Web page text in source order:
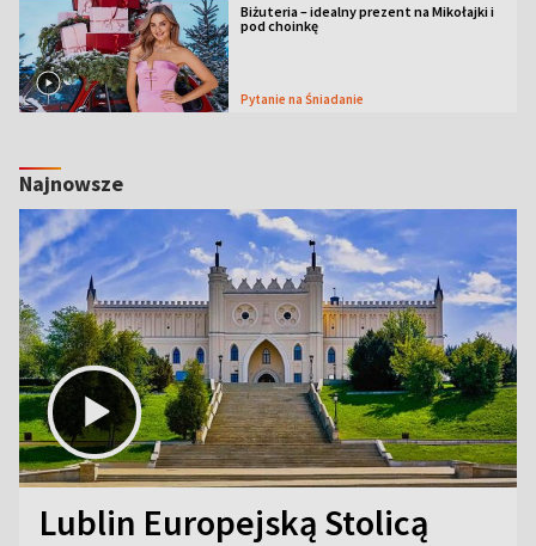
Biżuteria – idealny prezent na Mikołajki i
pod choinkę
Pytanie na Śniadanie
Najnowsze
Lublin Europejską Stolicą